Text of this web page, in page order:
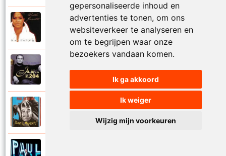
gepersonaliseerde inhoud en
advertenties te tonen, om ons
websiteverkeer te analyseren en
om te begrijpen waar onze
bezoekers vandaan komen.
Ik ga akkoord
Ik weiger
Wijzig mijn voorkeuren
Ruth Jacott en Paul De Leeuw
Kijk niet uit
KL 204 (Als ik God was)
Paul De Leeuw